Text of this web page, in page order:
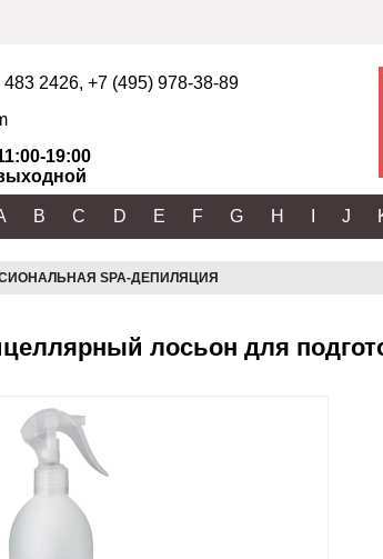
483 2426, +7 (495) 978-38-89
19:00
B C D E F G H J
SPA-ДЕПИЛЯЦИЯ
лосьон для